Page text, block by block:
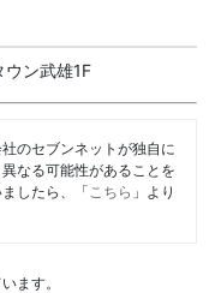
ン武雄1F
のセブンネットが独自に
なる可能性があることを
したら、「 こちら 」より
ます。